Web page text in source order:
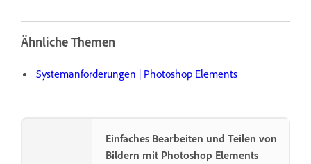
Ähnliche Themen
Systemanforderungen | Photoshop Elements
Einfaches Bearbeiten und Teilen von
Bildern mit Photoshop Elements